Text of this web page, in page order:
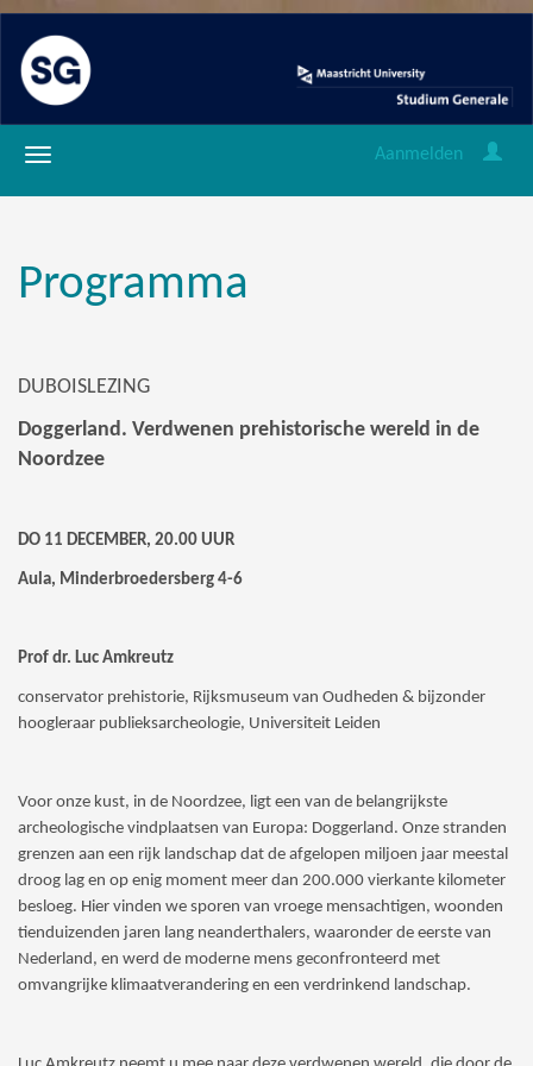
Aanmelden
Programma
DUBOISLEZING
Doggerland. Verdwenen prehistorische wereld in de
Noordzee
DO 11 DECEMBER, 20.00 UUR
Aula, Minderbroedersberg 4-6
Prof dr. Luc Amkreutz
conservator prehistorie, Rijksmuseum van Oudheden & bijzonder
hoogleraar publieksarcheologie, Universiteit Leiden
Voor onze kust, in de Noordzee, ligt een van de belangrijkste
archeologische vindplaatsen van Europa: Doggerland. Onze stranden
grenzen aan een rijk landschap dat de afgelopen miljoen jaar meestal
droog lag en op enig moment meer dan 200.000 vierkante kilometer
besloeg. Hier vinden we sporen van vroege mensachtigen, woonden
tienduizenden jaren lang neanderthalers, waaronder de eerste van
Nederland, en werd de moderne mens geconfronteerd met
omvangrijke klimaatverandering en een verdrinkend landschap.